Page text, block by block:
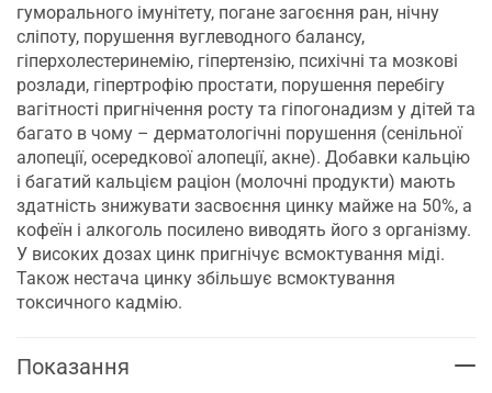
гуморального імунітету, погане загоєння ран, нічну
сліпоту, порушення вуглеводного балансу,
гіперхолестеринемію, гіпертензію, психічні та мозкові
розлади, гіпертрофію простати, порушення перебігу
вагітності пригнічення росту та гіпогонадизм у дітей та
багато в чому – дерматологічні порушення (сенільної
алопеції, осередкової алопеції, акне). Добавки кальцію
і багатий кальцієм раціон (молочні продукти) мають
здатність знижувати засвоєння цинку майже на 50%, а
кофеїн і алкоголь посилено виводять його з організму.
У високих дозах цинк пригнічує всмоктування міді.
Також нестача цинку збільшує всмоктування
токсичного кадмію.
Показання